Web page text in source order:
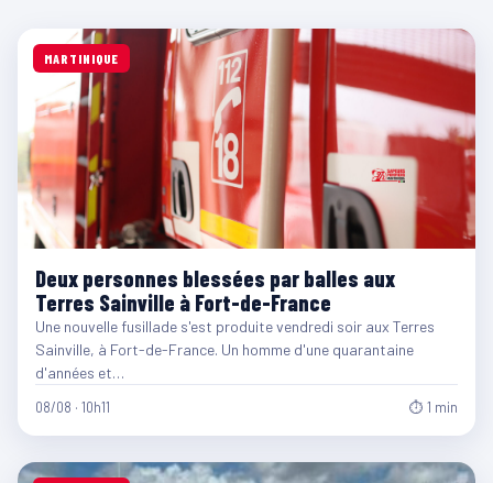
MARTINIQUE
Deux personnes blessées par balles aux
Terres Sainville à Fort-de-France
Une nouvelle fusillade s'est produite vendredi soir aux Terres
Sainville, à Fort-de-France. Un homme d'une quarantaine
d'années et…
08/08 · 10h11 ⏱ 1 min